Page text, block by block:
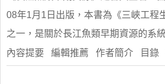
08年1月1日出版，本書為《三峽工程
之一，是關於長江魚類早期資源的系
內容提要 編輯推薦 作者簡介 目錄